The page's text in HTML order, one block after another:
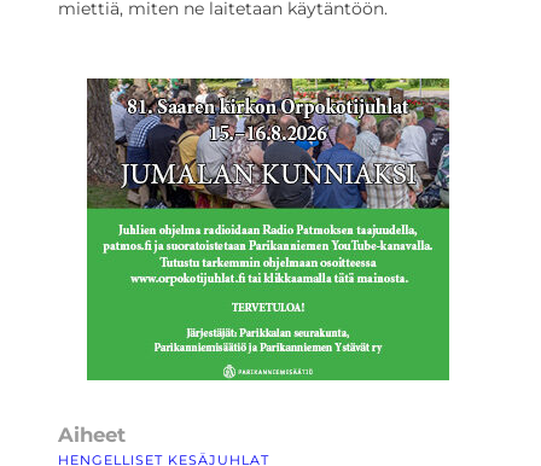
miettiä, miten ne laitetaan käytäntöön.
Aiheet
HENGELLISET KESÄJUHLAT